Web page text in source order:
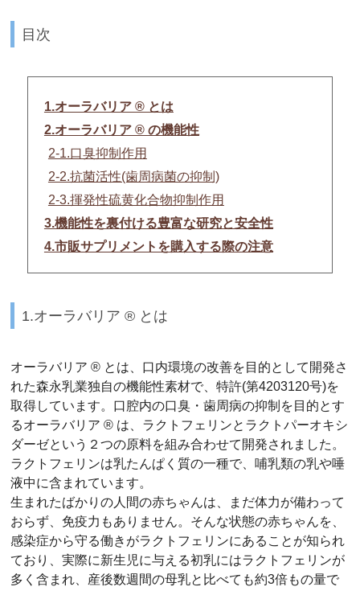
目次
1.オーラバリア ® とは
2.オーラバリア ® の機能性
2-1.口臭抑制作用
2-2.抗菌活性(歯周病菌の抑制)
2-3.揮発性硫黄化合物抑制作用
3.機能性を裏付ける豊富な研究と安全性
4.市販サプリメントを購入する際の注意
1.オーラバリア ® とは
オーラバリア ® とは、口内環境の改善を目的として開発さ
れた森永乳業独自の機能性素材で、特許(第4203120号)を
取得しています。口腔内の口臭・歯周病の抑制を目的とす
るオーラバリア ® は、ラクトフェリンとラクトパーオキシ
ダーゼという２つの原料を組み合わせて開発されました。
ラクトフェリンは乳たんぱく質の一種で、哺乳類の乳や唾
液中に含まれています。
生まれたばかりの人間の赤ちゃんは、まだ体力が備わって
おらず、免疫力もありません。そんな状態の赤ちゃんを、
感染症から守る働きがラクトフェリンにあることが知られ
ており、実際に新生児に与える初乳にはラクトフェリンが
多く含まれ、産後数週間の母乳と比べても約3倍もの量で